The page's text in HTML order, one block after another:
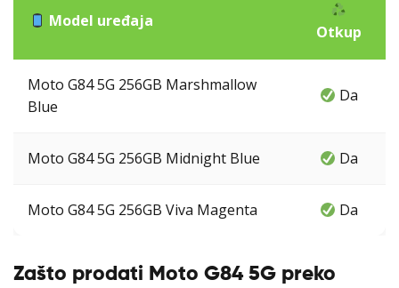
Model uređaja
Otkup
Moto G84 5G 256GB Marshmallow
Blue
Da
Moto G84 5G 256GB Midnight Blue Da
Moto G84 5G 256GB Viva Magenta Da
Zašto prodati Moto G84 5G preko